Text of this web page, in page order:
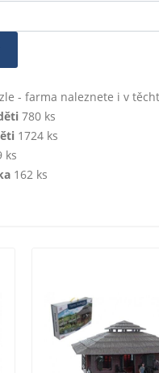
- farma naleznete i v
780 ks
1724 ks
ks
162 ks